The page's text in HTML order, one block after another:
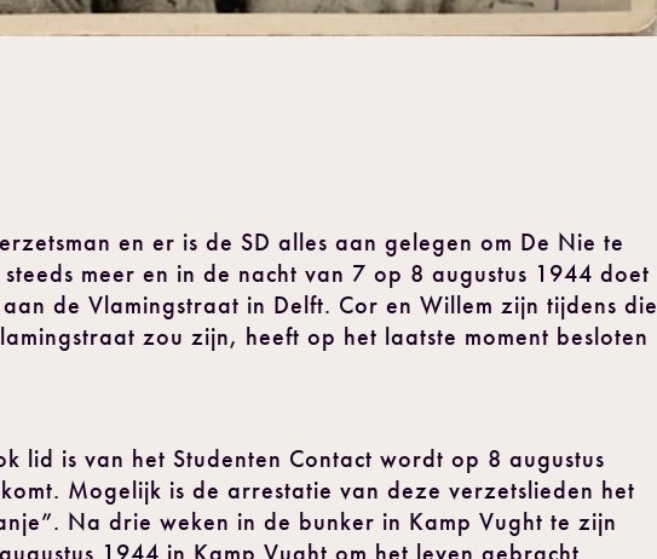
en er is de SD alles aan gelegen om De Nie te
meer en in de nacht van 7 op 8 augustus 1944 doet
de Vlamingstraat in Delft. Cor en Willem zijn tijdens die
zou zijn, heeft op het laatste moment besloten
lid is van het Studenten Contact wordt op 8 augustus
Mogelijk is de arrestatie van deze verzetslieden het
Na drie weken in de bunker in Kamp Vught te zijn
1944 in Kamp Vught om het leven gebracht.